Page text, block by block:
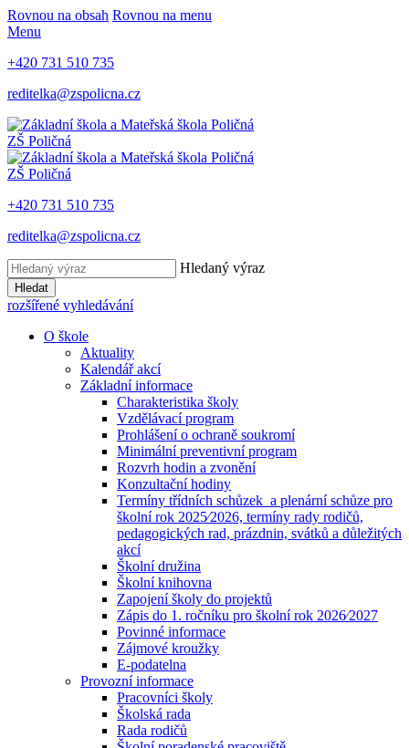
Rovnou na obsah Rovnou na menu
Menu
+420 731 510 735
reditelka@zspolicna.cz
ZŠ Poličná
ZŠ Poličná
+420 731 510 735
reditelka@zspolicna.cz
Hledaný výraz
Hledat
rozšířené vyhledávání
O škole
Aktuality
Kalendář akcí
Základní informace
Charakteristika školy
Vzdělávací program
Prohlášení o ochraně soukromí
Minimální preventivní program
Rozvrh hodin a zvonění
Konzultační hodiny
Termíny třídních schůzek a plenární schůze pro
školní rok 2025⁄2026, termíny rady rodičů,
pedagogických rad, prázdnin, svátků a důležitých
akcí
Školní družina
Školní knihovna
Zapojení školy do projektů
Zápis do 1. ročníku pro školní rok 2026⁄2027
Povinné informace
Zájmové kroužky
E-podatelna
Provozní informace
Pracovníci školy
Školská rada
Rada rodičů